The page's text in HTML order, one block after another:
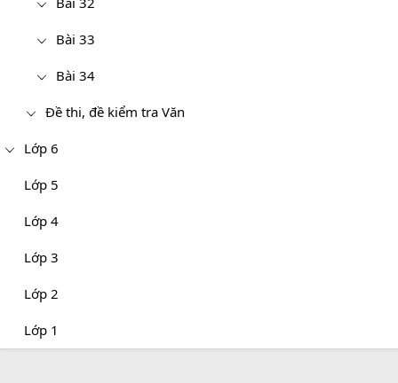
Bài 33
Bài 34
Đề thi, đề kiểm tra Văn
Lớp 6
Lớp 5
Lớp 4
Lớp 3
Lớp 2
Lớp 1